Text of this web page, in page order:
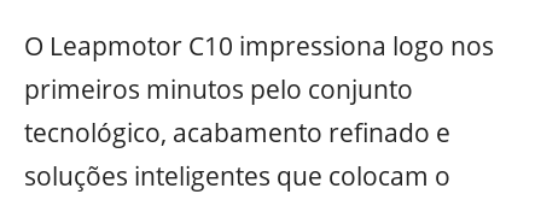
O Leapmotor C10 impressiona logo nos
primeiros minutos pelo conjunto
tecnológico, acabamento refinado e
soluções inteligentes que colocam o